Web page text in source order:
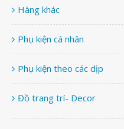
Hàng khác
Phụ kiện cá nhân
Phụ kiện theo các dịp
Đồ trang trí- Decor